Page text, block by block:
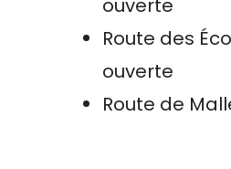
ouverte
Route des
ouverte
Route de